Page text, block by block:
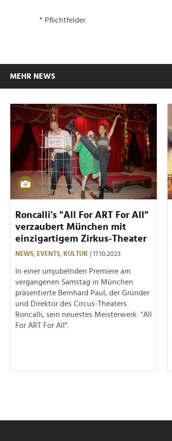
* Pflichtfelder.
MEHR NEWS
Roncalli's "All For ART For All"
verzaubert München mit
einzigartigem Zirkus-Theater
NEWS, EVENTS, KULTUR | 17.10.2023
In einer umjubelnden Premiere am
vergangenen Samstag in München
präsentierte Bernhard Paul, der Gründer
und Direktor des Circus-Theaters
Roncalli, sein neuestes Meisterwerk: "All
For ART For All".